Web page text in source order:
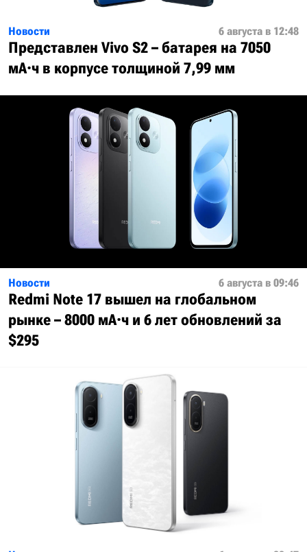
Новости 6 августа в 12:48
Представлен Vivo S2 – батарея на 7050
мА·ч в корпусе толщиной 7,99 мм
Новости 6 августа в 09:46
Redmi Note 17 вышел на глобальном
рынке – 8000 мА·ч и 6 лет обновлений за
$295